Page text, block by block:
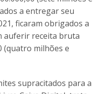
a entregar seu
ficaram obrigados a
auferir receita bruta
(quatro milhões e
supracitados para a